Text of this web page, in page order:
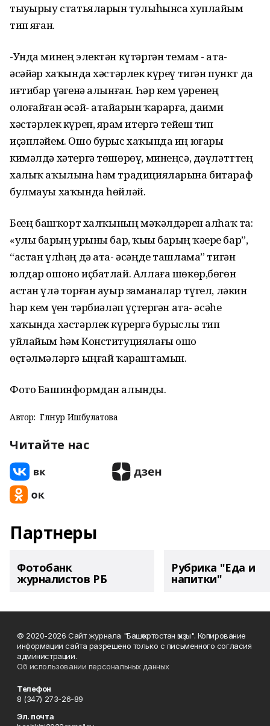
тыуҙырыу статьяларын тулыһынса хуплайым
тип яҙған.
-Унда минең электән күтәргән темам - ата-
әсәйҙәр хаҡында хәстәрлек күреү тигән пункт да
иғтибар үҙәгенә алынған. Һәр кем үҙҙәренең
олоғайған әсәй- атайҙарын ҡарарға, даими
хәстәрлек күреп, ярҙам итергә тейеш тип
иҫәпләйем. Ошо бурыс хаҡында иң юғары
кимәлдә хәтергә төшөрөү, минеңсә, дәүләтттең
халыҡ аҡылына һәм традицияларына битараф
булмауы хаҡында һөйләй.
Беҙҙең башҡорт халҡының мәҡәлдәрен алһаҡ та:
«улы барҙың урыны бар, ҡыҙы барҙың ҡәҙере бар”,
“астан үлһәң дә ата- әсәңде ташлама” тигән
юлдар ошоно иҫбатлай. Аллаға шөкөр,бөгөн
астан үлә торған ауыр заманалар түгел, ләкин
һәр кем үҙен тәрбиәләп үҫтергән ата- әсәһе
хаҡында хәстәрлек күрергә бурыслы тип
уйлайым һәм Конституциялағы ошо
өҫтәлмәләргә ыңғай ҡараштамын.
Фото Башинформдан алынды.
Автор: Гөлнур Ишбулатова
Читайте нас
Партнеры
Фотобанк
журналистов РБ
Рубрика "Еда и
напитки"
© 2020-2026 Сайт журнала "Башҡортостан ҡыҙы". Копирование
информации сайта разрешено только с письменного согласия
администрации.
Об использовании персональных данных
Телефон
8 (347) 273-26-89
Эл. почта